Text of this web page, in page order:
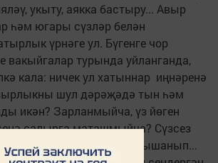
укыту, аякка бастыру... Авыр
һәм югары сүзләр белән
үрнәге ул. Бүгенге чор
вакыйгалар турында уйланганда,
кала: ничек ул хатыннар иңнәренә
шул дәрәҗәдә тын һәм
икән? Зарланмыйча, үз йөген
салырга маташмыйча? Сүзсез
һәм якты киләчәккә ышанып...